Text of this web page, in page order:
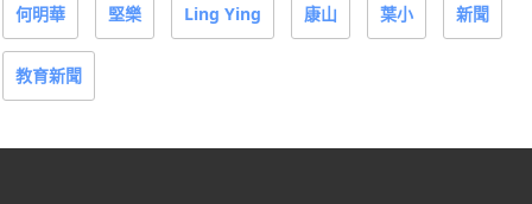
何明華 堅樂 Ling Ying 康山 葉小 新聞
教育新聞